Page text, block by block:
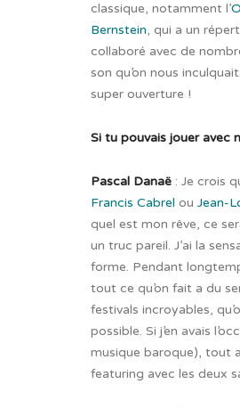
classique, notamment l’
Bernstein, qui a un
collaboré avec de
son qu’on nous
super ouverture !
Si tu pouvais jouer avec
Pascal Danaë : Je crois
Francis Cabrel ou Jean-
quel est mon rêve, ce
un truc pareil. J’ai la
forme. Pendant
tout ce qu’on fait a du
festivals incroyables,
possible. Si j’en avais
musique baroque), tout
featuring avec les deux